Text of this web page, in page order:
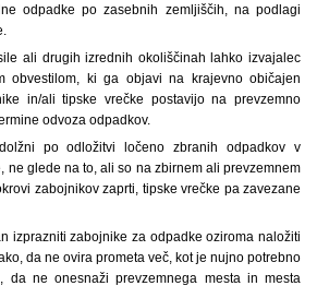
odpadke po zasebnih zemljiščih, na podlagi
ali drugih izrednih okoliščinah lahko izvajalec
obvestilom, ki ga objavi na krajevno običajen
in/ali tipske vrečke postavijo na prevzemno
odvoza odpadkov.
po odložitvi ločeno zbranih odpadkov v
ne glede na to, ali so na zbirnem ali prevzemnem
zabojnikov zaprti, tipske vrečke pa zavezane
izprazniti zabojnike za odpadke oziroma naložiti
da ne ovira prometa več, kot je nujno potrebno
da ne onesnaži prevzemnega mesta in mesta